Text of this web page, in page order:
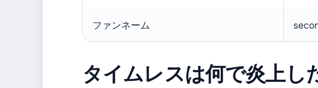
ファンネーム
タイムレスは何で炎上し